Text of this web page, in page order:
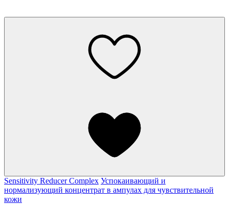
Sensitivity Reducer Complex Успокаивающий и
нормализующий концентрат в ампулах для чувствительной
кожи